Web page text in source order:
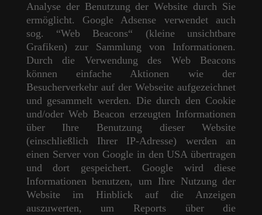
Analyse der Benutzung der Website durch Sie
ermöglicht. Google Adsense verwendet auch
sog. “Web Beacons“ (kleine unsichtbare
Grafiken) zur Sammlung von Informationen.
Durch die Verwendung des Web Beacons
können einfache Aktionen wie der
Besucherverkehr auf der Webseite aufgezeichnet
und gesammelt werden. Die durch den Cookie
und/oder Web Beacon erzeugten Informationen
über Ihre Benutzung dieser Website
(einschließlich Ihrer IP-Adresse) werden an
einen Server von Google in den USA übertragen
und dort gespeichert. Google wird diese
Informationen benutzen, um Ihre Nutzung der
Website im Hinblick auf die Anzeigen
auszuwerten, um Reports über die